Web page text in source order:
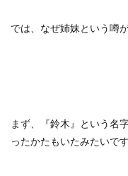
では、なぜ姉妹という噂
まず、『鈴木』という名
ったかたもいたみたいです